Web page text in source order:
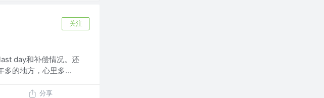
关注
day和补偿情况。还
多的地方，心里多...
分享